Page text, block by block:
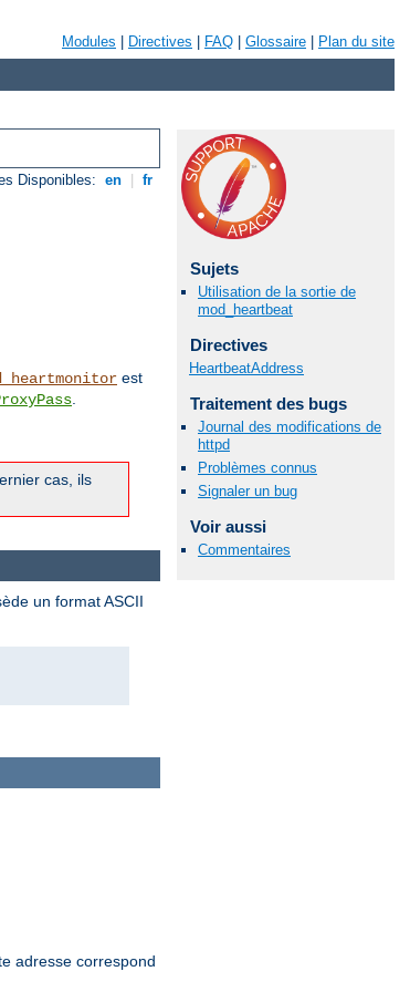
Modules Directives FAQ Glossaire Plan du site
Disponibles: en fr
est
.
cas, ils
Sujets
Utilisation de la sortie de
mod_heartbeat
Directives
HeartbeatAddress
Traitement des bugs
Journal des modifications de
httpd
Problèmes connus
Signaler un bug
Voir aussi
Commentaires
un format ASCII
adresse correspond